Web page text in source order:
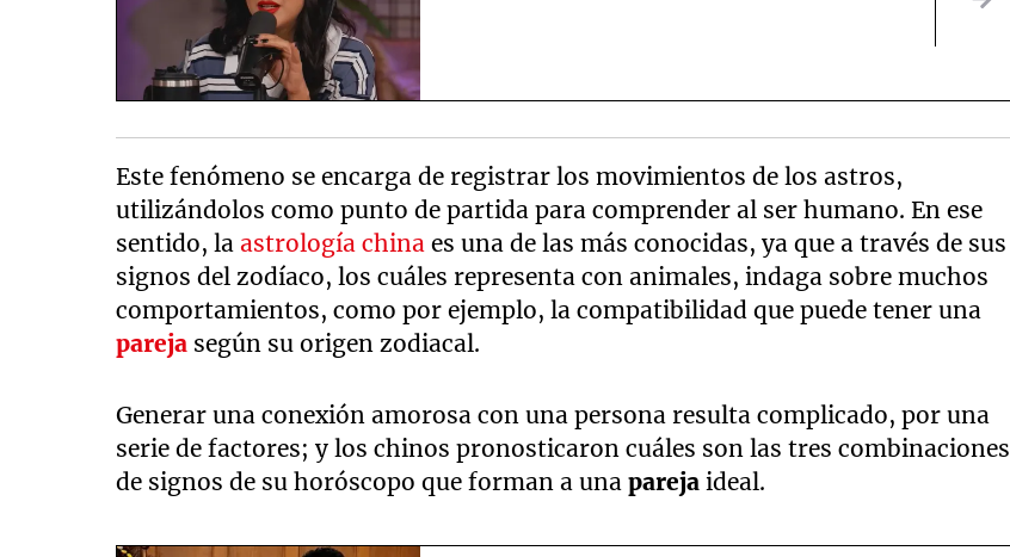
Este fenómeno se encarga de registrar los movimientos de los astros,
utilizándolos como punto de partida para comprender al ser humano. En ese
sentido, laastrología china es una de las más conocidas, ya que a través de sus
signos del zodíaco, los cuáles representa con animales, indaga sobre muchos
comportamientos, como por ejemplo, la compatibilidad que puede tener una
pareja según su origen zodiacal.
Generar una conexión amorosa con una persona resulta complicado, por una
serie de factores; y los chinos pronosticaron cuáles son las tres combinaciones
de signos de su horóscopo que forman a unapareja ideal.